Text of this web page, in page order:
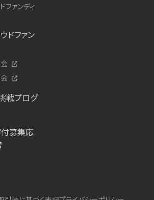
ファンディ
ドファン
戦プログ
募集応